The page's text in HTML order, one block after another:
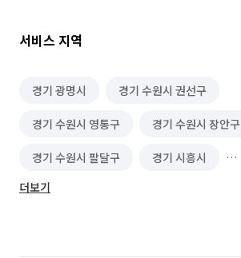
서비스 지역
경기 광명시 경기 수원시 권선구
경기 수원시 영통구 경기 수원시 장안구
경기 수원시 팔달구 경기 시흥시
경기 안산시 단원구
더보기